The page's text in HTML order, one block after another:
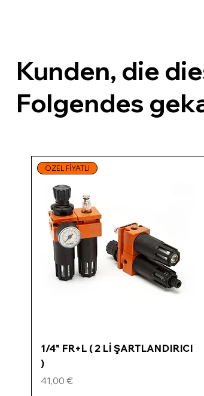
Kunden, die
Folgendes
Schnellansicht
ÖZEL FİYATLI
1/4" FR+L ( 2 Lİ ŞARTLANDIRICI
)
Preis
41,00 €